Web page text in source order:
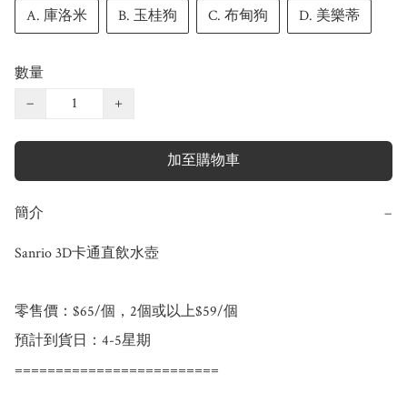
A. 庫洛米
B. 玉桂狗 C. 布甸狗 D. 美樂蒂
數量
−
+
加至購物車
簡介 −
Sanrio 3D卡通直飲水壺
零售價：$65/個，2個或以上$59/個
預計到貨日：4-5星期
=========================